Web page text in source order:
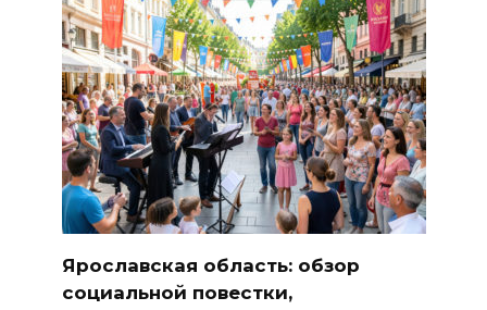
Ярославская область: обзор
социальной повестки,